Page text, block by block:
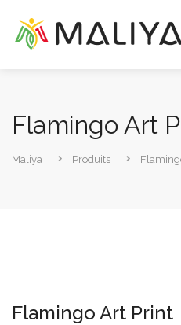
Flamingo Art
Maliya Produits
Flamingo Art Print